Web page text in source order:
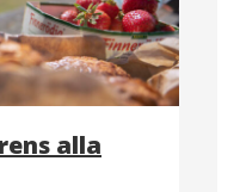
alla